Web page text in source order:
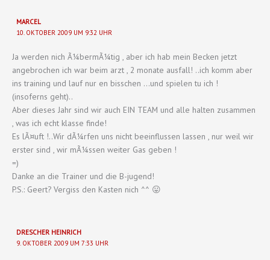
MARCEL
10. OKTOBER 2009 UM 9:32 UHR
Ja werden nich Ã¼bermÃ¼tig , aber ich hab mein Becken jetzt
angebrochen ich war beim arzt , 2 monate ausfall! ..ich komm aber
ins training und lauf nur en bisschen …und spielen tu ich !
(insoferns geht)..
Aber dieses Jahr sind wir auch EIN TEAM und alle halten zusammen
, was ich echt klasse finde!
Es lÃ¤uft !..Wir dÃ¼rfen uns nicht beeinflussen lassen , nur weil wir
erster sind , wir mÃ¼ssen weiter Gas geben !
=)
Danke an die Trainer und die B-jugend!
P.S.: Geert? Vergiss den Kasten nich ^^ 😛
DRESCHER HEINRICH
9. OKTOBER 2009 UM 7:33 UHR